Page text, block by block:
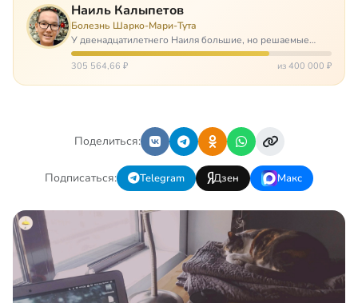
Наиль Калыпетов
Болезнь Шарко-Мари-Тута
У двенадцатилетнего Наиля большие, но решаемые
проблемы. Он болен редкой болезнью, которая ставит
перед ним множество непростых задача, угрожая в
305 564,66 ₽ из 400 000 ₽
Поделиться:
Подписаться: Telegram Дзен Макс